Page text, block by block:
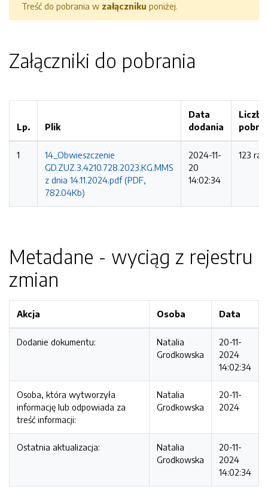
Treść do pobrania w załączniku poniżej.
Załączniki do pobrania
Lp. Plik
Data
dodania
Liczba
1
14_Obwieszczenie
GD.ZUZ.3.4210.728.2023.KG.MMS
z dnia 14.11.2024.pdf (PDF,
782.04Kb)
2024-11-
20
14:02:34
123
Metadane - wyciąg z rejestru
zmian
Akcja Osoba Data
Dodanie dokumentu:
Natalia
Grodkowska
20-11-
2024
14:02:34
Osoba, która wytworzyła
informację lub odpowiada za
treść informacji:
Natalia
Grodkowska
20-11-
2024
Ostatnia aktualizacja:
Natalia
Grodkowska
20-11-
2024
14:02:34